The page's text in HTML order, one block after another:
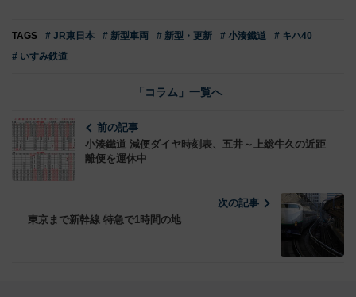
TAGS # JR東日本 # 新型車両 # 新型・更新 # 小湊鐵道
# キハ40
# いすみ鉄道
「コラム」一覧へ
前の記事
小湊鐵道 減便ダイヤ時刻表、五井～上総牛久の近距
離便を運休中
次の記事
東京まで新幹線 特急で1時間の地